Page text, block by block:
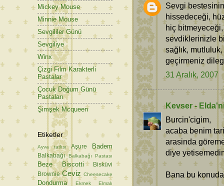
Sevgi bestesinin
hissedeceği,
hiç bitmeyeceği,
sevdiklerinizle
sağlık,
geçirmeniz
31 Aralık, 2007
Kevser -
Burcin'cigim,
acaba benim
arasinda
diye
Bana bu
Mickey Mouse
Minnie Mouse
Sevgililer Günü
Sevgiliye
Winx
Çizgi Film Karakterli
Pastalar
Çocuk Doğum Günü
Pastaları
Şimşek Mcqueen
Etiketler
Ayva tatlısı Aşure Badem
Balkabağı Balkabağı Pastası
Beze Biscotti
Bisküvi
Brownie Ceviz Cheesecake
Dondurma Ekmek
Elmalı